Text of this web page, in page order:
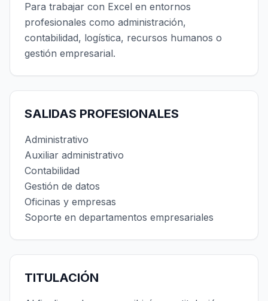
Para trabajar con Excel en entornos
profesionales como administración,
contabilidad, logística, recursos humanos o
gestión empresarial.
SALIDAS PROFESIONALES
Administrativo
Auxiliar administrativo
Contabilidad
Gestión de datos
Oficinas y empresas
Soporte en departamentos empresariales
TITULACIÓN